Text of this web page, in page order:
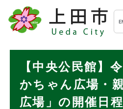
メニューを飛ば
キ
ー
ワ
検
【中央公民館】
かちゃん広場・
広場」の開催日程